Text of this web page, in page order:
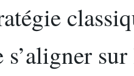
s’aligner